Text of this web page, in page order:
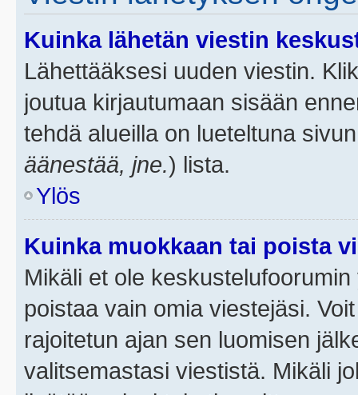
Kuinka lähetän viestin
Lähettääksesi uuden viestin.
joutua kirjautumaan sisään
tehdä alueilla on lueteltuna
äänestää, jne.) lista.
Ylös
Kuinka muokkaan tai poista
Mikäli et ole
poistaa vain omia viestejäsi.
rajoitetun ajan sen luomisen
valitsemastasi viestistä. Mikäli